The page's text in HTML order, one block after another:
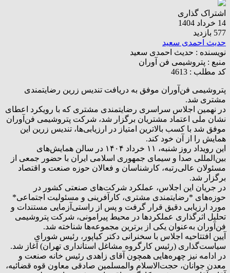
اشتراک گذاری
14 خرداد 1404
577 بازدید
حدیث احمدی سعید
نویسنده : حدیث احمدی سعید
منبع : پتروشیمی فن آوران
کد مطلب : 4613
پتروشیمی فن‌آوران موفق به دریافت تندیس زرین رضایتمندی
مشتری شد.
در نهمین اجلاس سراسری رضایتمندی مشتری که با رویکرد اعطای
نشان ملی اعتماد مشتریان برگزار شد، شرکت پتروشیمی فن‌آوران
موفق شد با کسب بالاترین امتیاز در ارزیابی‌ها، تندیس زرین این
همایش را از آن خود کند.
این رویداد روز شنبه، ۱۱ خرداد ۱۴۰۴ در سالن همایش‌های
بین‌المللی صدا و سیمای جمهوری اسلامی ایران با حضور جمعی از
مسئولان عالی‌رتبه، کارشناسان و فعالان حوزه صنعت و اقتصاد
برگزار شد.
در جریان این اجلاس، عملکرد شرکت‌های صنعتی کشور در
حوزه‌های *رضایتمندی مشتری، کارآفرینی و مسئولیت اجتماعی*
مورد ارزیابی دقیق قرار گرفت و پس از راستی‌آزمایی مستندات و
تحلیل اثرگذاری عملکردها در محیط پیرامونی، شرکت پتروشیمی
فن‌آوران به‌عنوان یکی از برترین مجموعه‌ها شناخته شد.
آیین افتتاحیه اجلاس با سخنرانی دکتر کیاپور، رئیس شورای
سیاست‌گذاری (رئیس کارگروه مشاغل استانداری تهران) آغاز شد.
در ادامه نیز چهره‌هایی همچون آقای زاهدی رئیس خانه صنعت و
معدن جوانان، حجت‌الاسلام والمسلمین صادقی معاون قوه قضائیه،